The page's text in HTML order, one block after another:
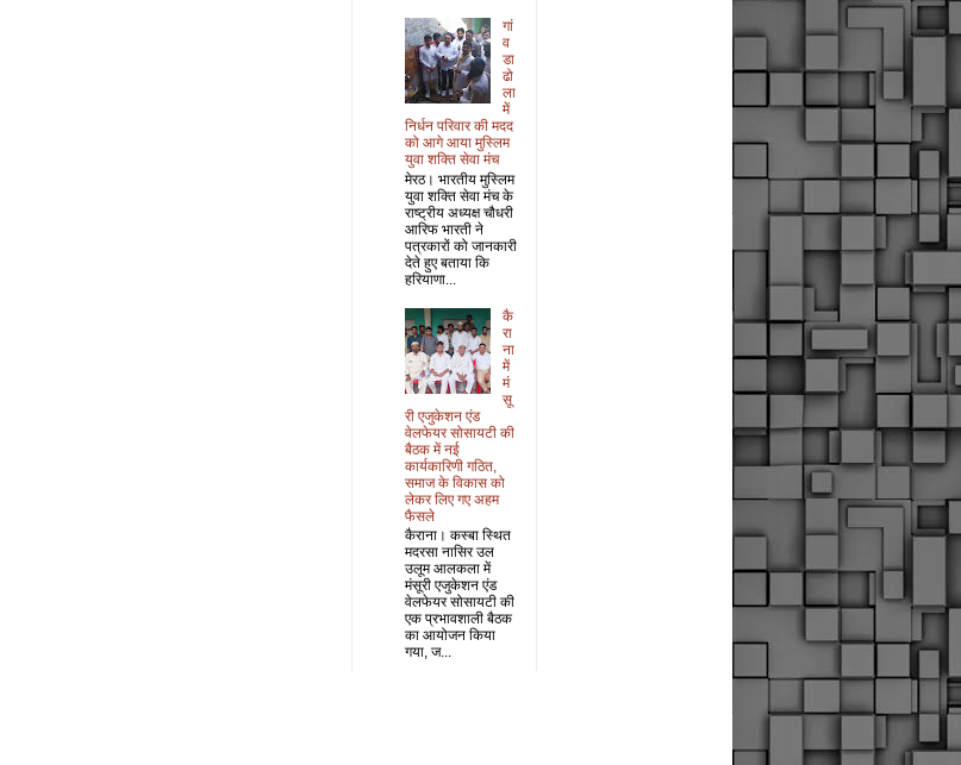
गां
व
डा
ढो
ला
में
निर्धन परिवार की मदद
को आगे आया मुस्लिम
युवा शक्ति सेवा मंच
मेरठ। भारतीय मुस्लिम
युवा शक्ति सेवा मंच के
राष्ट्रीय अध्यक्ष चौधरी
आरिफ भारती ने
पत्रकारों को जानकारी
देते हुए बताया कि
हरियाणा...
कै
रा
ना
में
मं
सू
री एजुकेशन एंड
वेलफेयर सोसायटी की
बैठक में नई
कार्यकारिणी गठित,
समाज के विकास को
लेकर लिए गए अहम
फैसले
कैराना। कस्बा स्थित
मदरसा नासिर उल
उलूम आलकला में
मंसूरी एजुकेशन एंड
वेलफेयर सोसायटी की
एक प्रभावशाली बैठक
का आयोजन किया
गया, ज...